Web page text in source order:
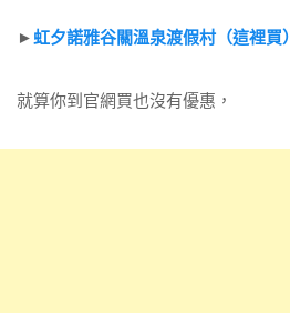
►虹夕諾雅谷關溫泉渡假村（這裡買）
就算你到官網買也沒有優惠，